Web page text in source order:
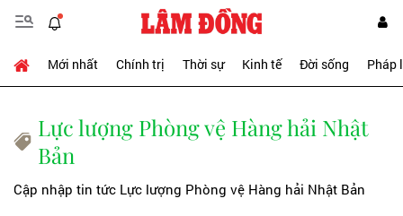
Mới nhất Chính trị Thời sự Kinh tế Đời sống Pháp
Lực lượng Phòng vệ Hàng hải Nhật
Bản
Cập nhập tin tức Lực lượng Phòng vệ Hàng hải Nhật Bản